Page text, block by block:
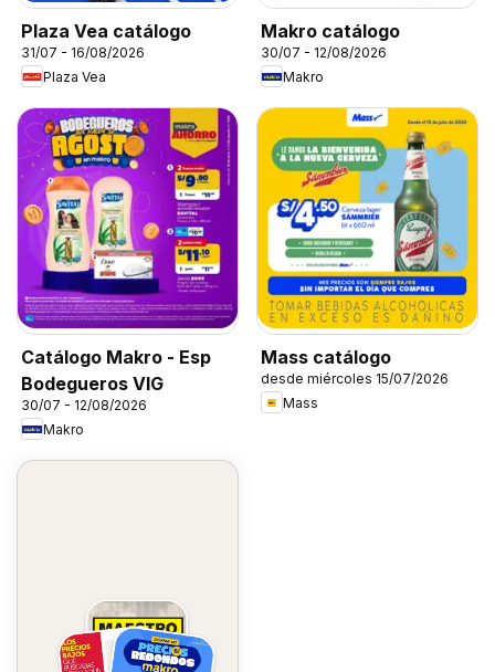
Plaza Vea catálogo
31/07 - 16/08/2026
Plaza Vea
Makro catálogo
30/07 - 12/08/2026
Makro
Catálogo Makro - Esp
Bodegueros VIG
30/07 - 12/08/2026
Makro
Mass catálogo
desde miércoles 15/07/2026
Mass